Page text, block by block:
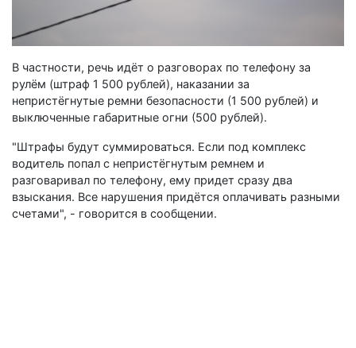
В частности, речь идёт о разговорах по телефону за
рулём (штраф 1 500 рублей), наказании за
непристёгнутые ремни безопасности (1 500 рублей) и
выключенные габаритные огни (500 рублей).
"Штрафы будут суммироваться. Если под комплекс
водитель попал с непристёгнутым ремнем и
разговаривал по телефону, ему придет сразу два
взыскания. Все нарушения придётся оплачивать разными
счетами", - говорится в сообщении.